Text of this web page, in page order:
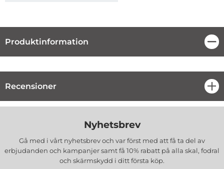
Produktinformation
Produktinformation
Recensioner
Nyhetsbrev
Gå med i vårt nyhetsbrev och var först med att få ta del av
erbjudanden och kampanjer samt få 10% rabatt på alla skal, fodral
och skärmskydd i ditt första köp.